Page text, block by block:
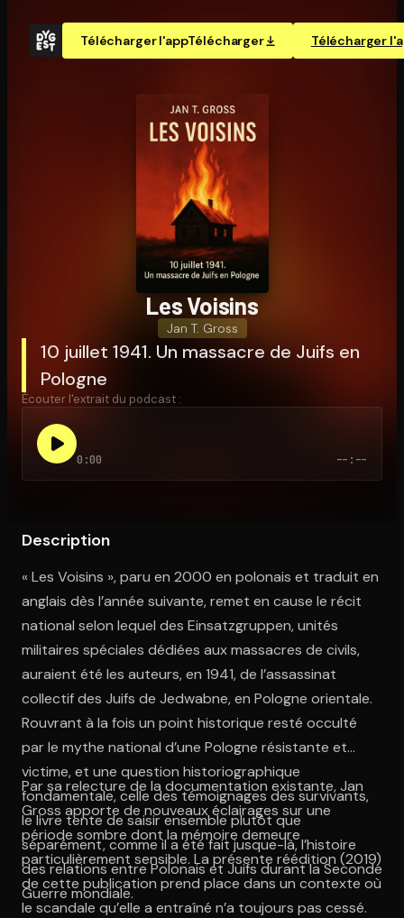
Télécharger l'appTélécharger Télécharger
Ouvre l'app Appareil photo, pointe sur le code. C'est gratuit à
Les Voisins
Jan T. Gross
10 juillet 1941. Un massacre de Juifs en
Pologne
Écouter l'extrait du podcast :
0:00 --:--
Description
« Les Voisins », paru en 2000 en polonais et traduit en
anglais dès l’année suivante, remet en cause le récit
national selon lequel des Einsatzgruppen, unités
militaires spéciales dédiées aux massacres de civils,
auraient été les auteurs, en 1941, de l’assassinat
collectif des Juifs de Jedwabne, en Pologne orientale.
Rouvrant à la fois un point historique resté occulté
par le mythe national d’une Pologne résistante et
victime, et une question historiographique
fondamentale, celle des témoignages des survivants,
le livre tente de saisir ensemble plutôt que
séparément, comme il a été fait jusque-là, l’histoire
des relations entre Polonais et Juifs durant la Seconde
Guerre mondiale.
Par sa relecture de la documentation existante, Jan
Gross apporte de nouveaux éclairages sur une
période sombre dont la mémoire demeure
particulièrement sensible. La présente réédition (2019)
de cette publication prend place dans un contexte où
le scandale qu’elle a entraîné n’a toujours pas cessé.